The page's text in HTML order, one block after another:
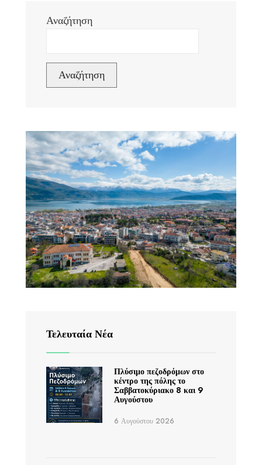
Αναζήτηση
Αναζήτηση
Τελευταία Νέα
Πλύσιμο πεζοδρόμων στο
κέντρο της πόλης το
Σαββατοκύριακο 8 και 9
Αυγούστου
6 Αυγούστου 2026